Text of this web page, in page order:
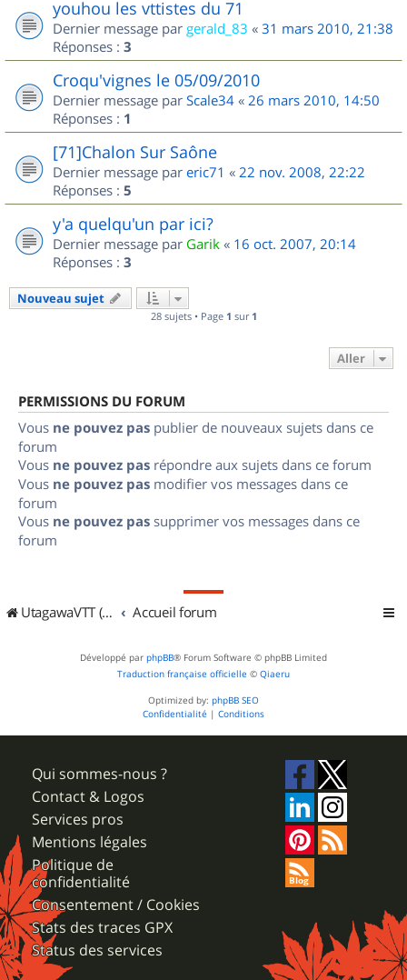
youhou les vttistes du 71
Dernier message par gerald_83 « 31 mars 2010, 21:38
Réponses : 3
Croqu'vignes le 05/09/2010
Dernier message par Scale34 « 26 mars 2010, 14:50
Réponses : 1
[71]Chalon Sur Saône
Dernier message par eric71 « 22 nov. 2008, 22:22
Réponses : 5
y'a quelqu'un par ici?
Dernier message par Garik « 16 oct. 2007, 20:14
Réponses : 3
Nouveau sujet
28 sujets • Page 1 sur 1
Aller
PERMISSIONS DU FORUM
Vous ne pouvez pas publier de nouveaux sujets dans ce
forum
Vous ne pouvez pas répondre aux sujets dans ce forum
Vous ne pouvez pas modifier vos messages dans ce
forum
Vous ne pouvez pas supprimer vos messages dans ce
forum
UtagawaVTT (Randos VTT et VTTAE avec traces GPS) Accueil forum
Développé par phpBB® Forum Software © phpBB Limited
Traduction française officielle © Qiaeru
Optimized by: phpBB SEO
Confidentialité | Conditions
Qui sommes-nous ?
Contact & Logos
Services pros
Mentions légales
Politique de
confidentialité
Consentement / Cookies
Stats des traces GPX
Status des services